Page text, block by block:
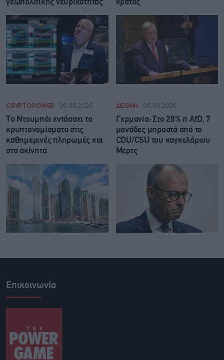
γεωπολιτικής νευρικότητας
κράτος
CRYPTO POWER 06.08.2026
Το Ντουμπάι εντάσσει τα
κρυπτονομίσματα στις
καθημερινές πληρωμές και
στα ακίνητα
ΔΙΕΘΝΗ 06.08.2026
Γερμανία: Στο 28% η AfD, 7
μονάδες μπροστά από το
CDU/CSU του καγκελάριου
Μερτς
Επικοινωνία